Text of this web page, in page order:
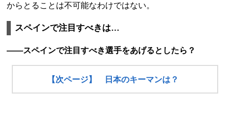
からとることは不可能なわけではない。
スペインで注目すべきは…
――スペインで注目すべき選手をあげるとしたら？
【次ページ】 日本のキーマンは？